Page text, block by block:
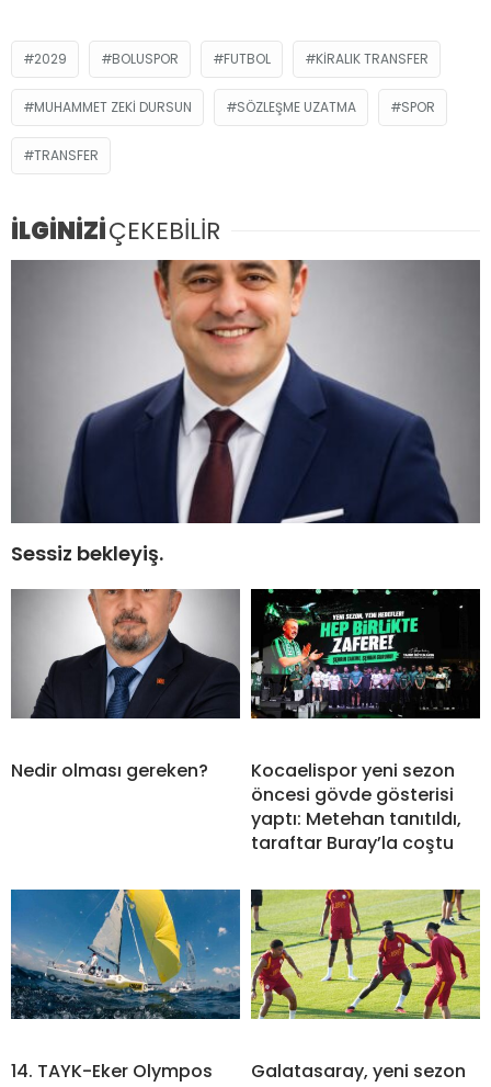
2029 BOLUSPOR FUTBOL KIRALIK TRANSFER
MUHAMMET ZEKI DURSUN SÖZLEŞME UZATMA SPOR
TRANSFER
İLGİNİZİÇEKEBİLİR
Sessiz bekleyiş.
Nedir olması gereken?
Kocaelispor yeni sezon
öncesi gövde gösterisi
yaptı: Metehan tanıtıldı,
taraftar Buray’la coştu
14. TAYK-Eker Olympos
Galatasaray, yeni sezon